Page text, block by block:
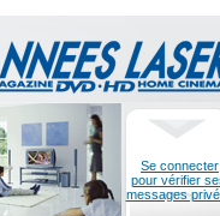
Se connecter
pour vérifier
messages